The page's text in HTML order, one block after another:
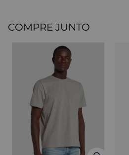
COMPRE JUNTO